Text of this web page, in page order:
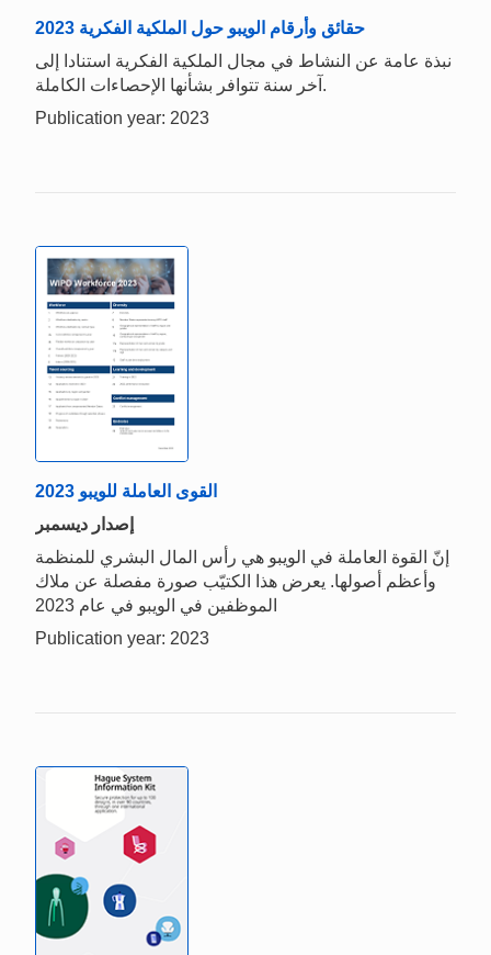
حقائق وأرقام الويبو حول الملكية الفكرية 2023
نبذة عامة عن النشاط في مجال الملكية الفكرية استنادا إلى
آخر سنة تتوافر بشأنها الإحصاءات الكاملة.
Publication year: 2023
القوى العاملة للویبو 2023
إصدار ديسمبر
إنّ القوة العاملة في الويبو هي رأس المال البشري للمنظمة
وأعظم أصولها. يعرض هذا الكتيّب صورة مفصلة عن ملاك
الموظفين في الويبو في عام 2023
Publication year: 2023